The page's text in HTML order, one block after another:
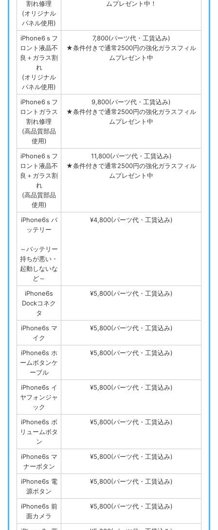
割れ修理
(オリジナル
パネル使用)
ムプレゼント中！
iPhone6ｓフ
ロント液晶不
良＋ガラス割
れ
(オリジナル
パネル使用)
7,800(パーツ代・工賃込み)
★条件付きで通常2500円の強化ガラスフィル
ムプレゼント中
iPhone6ｓフ
ロントガラス
割れ修理
(高品質部品
使用)
9,800(パーツ代・工賃込み)
★条件付きで通常2500円の強化ガラスフィル
ムプレゼント中
iPhone6ｓフ
ロント液晶不
良＋ガラス割
れ
(高品質部品
使用)
11,800(パーツ代・工賃込み)
★条件付きで通常2500円の強化ガラスフィル
ムプレゼント中
iPhone6s バ
ッテリー
～バッテリー
持ちが悪い・
起動しないな
ど～
¥4,800(パーツ代・工賃込み)
iPhone6s
Dockコネク
タ
¥5,800(パーツ代・工賃込み)
iPhone6s マ
イク
¥5,800(パーツ代・工賃込み)
iPhone6s ホ
ームボタンケ
ーブル
¥5,800(パーツ代・工賃込み)
iPhone6s イ
ヤフォンジャ
ック
¥5,800(パーツ代・工賃込み)
iPhone6s ボ
リュームボタ
ン
¥5,800(パーツ代・工賃込み)
iPhone6s マ
ナーボタン
¥5,800(パーツ代・工賃込み)
iPhone6s 電
源ボタン
¥5,800(パーツ代・工賃込み)
iPhone6s 前
面カメラ
¥5,800(パーツ代・工賃込み)